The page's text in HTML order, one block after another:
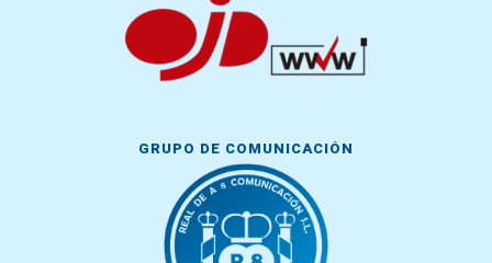
GRUPO DE COMUNICACIÓN